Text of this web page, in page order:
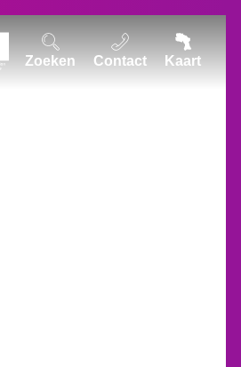
Zoeken Contact Kaart